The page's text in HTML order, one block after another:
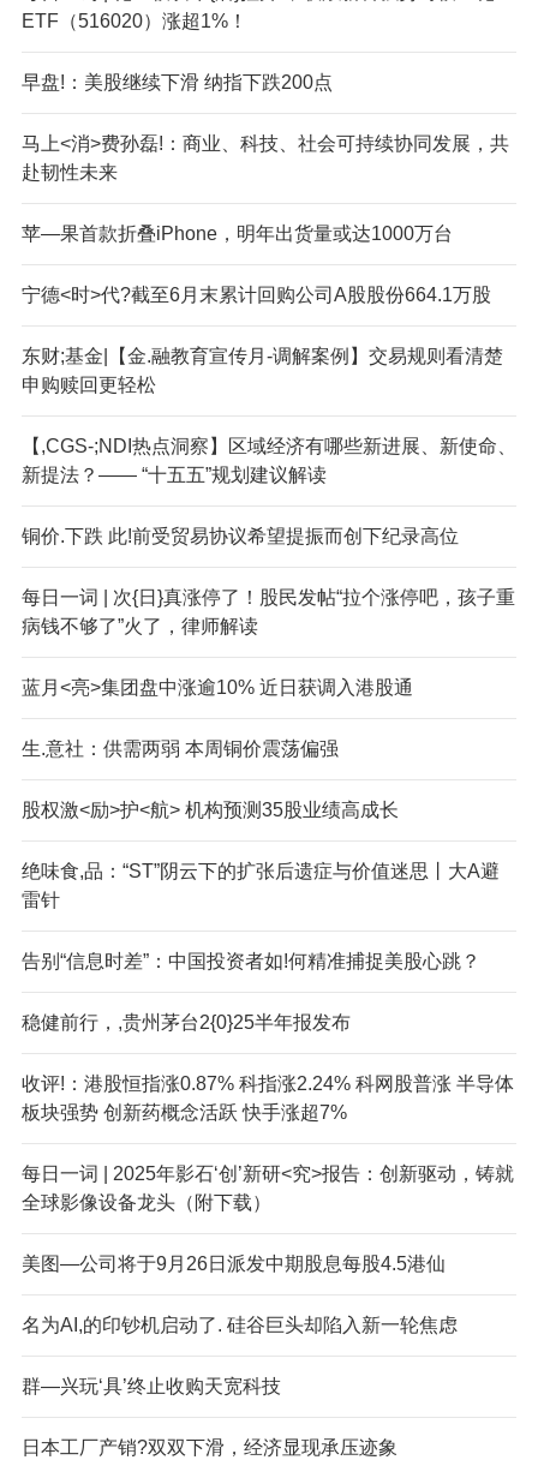
ETF（516020）涨超1%！
早盘!：美股继续下滑 纳指下跌200点
马上<消>费孙磊!：商业、科技、社会可持续协同发展，共
赴韧性未来
苹—果首款折叠iPhone，明年出货量或达1000万台
宁德<时>代?截至6月末累计回购公司A股股份664.1万股
东财;基金|【金.融教育宣传月-调解案例】交易规则看清楚
申购赎回更轻松
【,CGS-;NDI热点洞察】区域经济有哪些新进展、新使命、
新提法？—— “十五五”规划建议解读
铜价.下跌 此!前受贸易协议希望提振而创下纪录高位
每日一词 | 次{日}真涨停了！股民发帖“拉个涨停吧，孩子重
病钱不够了”火了，律师解读
蓝月<亮>集团盘中涨逾10% 近日获调入港股通
生.意社：供需两弱 本周铜价震荡偏强
股权激<励>护<航> 机构预测35股业绩高成长
绝味食,品：“ST”阴云下的扩张后遗症与价值迷思丨大A避
雷针
告别“信息时差”：中国投资者如!何精准捕捉美股心跳？
稳健前行，,贵州茅台2{0}25半年报发布
收评!：港股恒指涨0.87% 科指涨2.24% 科网股普涨 半导体
板块强势 创新药概念活跃 快手涨超7%
每日一词 | 2025年影石‘创’新研<究>报告：创新驱动，铸就
全球影像设备龙头（附下载）
美图—公司将于9月26日派发中期股息每股4.5港仙
名为AI,的印钞机启动了. 硅谷巨头却陷入新一轮焦虑
群—兴玩‘具’终止收购天宽科技
日本工厂产销?双双下滑，经济显现承压迹象